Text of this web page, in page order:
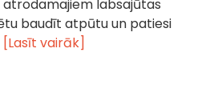
atrodamajiem labsajūtas
baudīt atpūtu un patiesi
[Lasīt vairāk]